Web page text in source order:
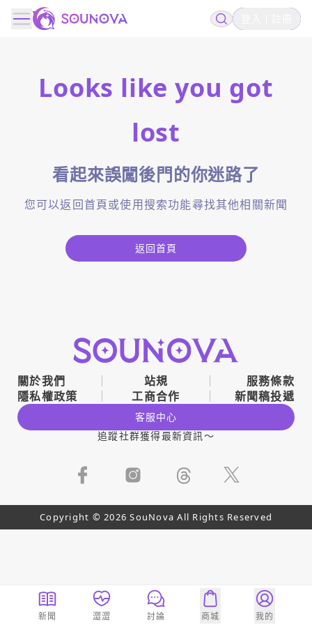
Looks like you got
lost
看起來誤闖後門的你迷路了
您可以返回首頁或使用搜索功能尋找其他相關新聞
返回首頁
關於我們 站規
服務條款
隱私權政策
工商合作 新聞稿投遞
客服中心
追蹤社群獲得最新資訊～
Copyright © 2026 SouNova All Rights Reserved
新聞 澀澀 討論 商城 我的